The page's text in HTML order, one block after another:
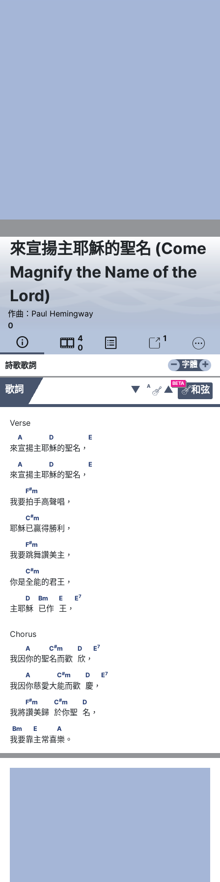
來宣揚主耶穌的聖名 (Come
Magnify the Name of the
Lord)
作曲： Paul Hemingway
0
  4
0
  1 
詩歌歌詞 − +
字體
歌詞
BETA
和弦
▼ A
 ▲
A　　　　D　　　　 E
A D E
來宣揚主耶穌的聖名，
A　　　　D　　　　 E
A D E
來宣揚主耶穌的聖名，
F#m
F#m
我要拍手高聲唱，
C# m
C#m
耶穌已贏得勝利，
F# m
F#m
我要跳舞讚美主，
C#m
C#m
你是全能的君王，
D　            Bm　　            E　 E
D Bm E E7
主耶穌  已作  王，
A　　　C# m　　　            D　 E
A C#m D E7
我因你的聖名而歡  欣，
A　　　　C# m　　　            D　 E
A C#m D E7
我因你慈愛大能而歡  慶，
F# m　　　            C
F#m C#m D
我將讚美歸  於你聖  名，
Bm　　　E　　　A
Bm E A
我要靠主常喜樂。